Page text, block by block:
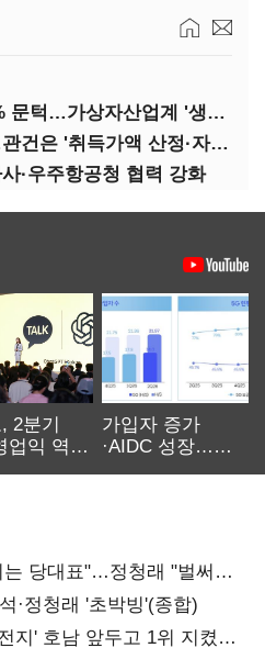
높아진 부채비율 200% 문턱…가상자산업계 '생존 시험대'
내년 코인 과세 강행…관건은 '취득가액 산정·자산 이동'
·우주항공청 협력 강화
2분기
업익 역대
가입자 증가
·AIDC 성장…
는 당대표"…정청래 "벌써
·정청래 '초박빙'(종합)
지' 호남 앞두고 1위 지켰다